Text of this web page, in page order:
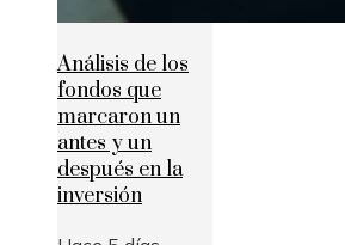
Análisis de los
fondos que
marcaron un
antes y un
después en la
inversión